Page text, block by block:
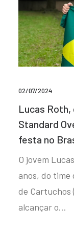
02/07/2024
Lucas Roth,
Standard
festa no
O jovem
anos, do time
de Cartuchos
alcançar o…